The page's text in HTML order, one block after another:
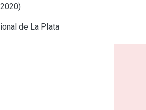
de La Plata